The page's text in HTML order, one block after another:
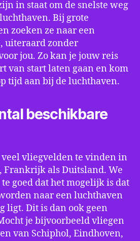
in staat om de snelste weg
Bij grote
zoeken ze naar een
uiteraard zonder
jou. Zo kan je jouw reis
van start laten gaan en kom
tijd aan bij de luchthaven.
beschikbare
vliegvelden te vinden in
Frankrijk als Duitsland. We
goed dat het mogelijk is dat
naar een luchthaven
ligt. Dit is dan ook geen
je bijvoorbeeld vliegen
van Schiphol, Eindhoven,